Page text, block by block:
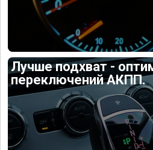
Лучше подхват -
переключений АКПП.